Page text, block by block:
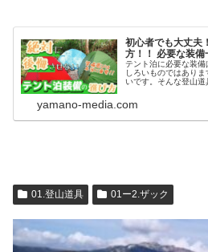
初心者でも大丈夫
方！！ 必要な装備
テント泊に必要な装
しろいものではあり
いです。そんな登山
yamano-media.com
01.登山道具 01ー2.ザック